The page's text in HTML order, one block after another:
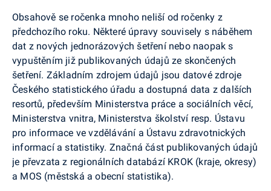
Obsahově se ročenka mnoho neliší od ročenky z
předchozího roku. Některé úpravy souvisely s náběhem
dat z nových jednorázových šetření nebo naopak s
vypuštěním již publikovaných údajů ze skončených
šetření. Základním zdrojem údajů jsou datové zdroje
Českého statistického úřadu a dostupná data z dalších
resortů, především Ministerstva práce a sociálních věcí,
Ministerstva vnitra, Ministerstva školství resp. Ústavu
pro informace ve vzdělávání a Ústavu zdravotnických
informací a statistiky. Značná část publikovaných údajů
je převzata z regionálních databází KROK (kraje, okresy)
a MOS (městská a obecní statistika).